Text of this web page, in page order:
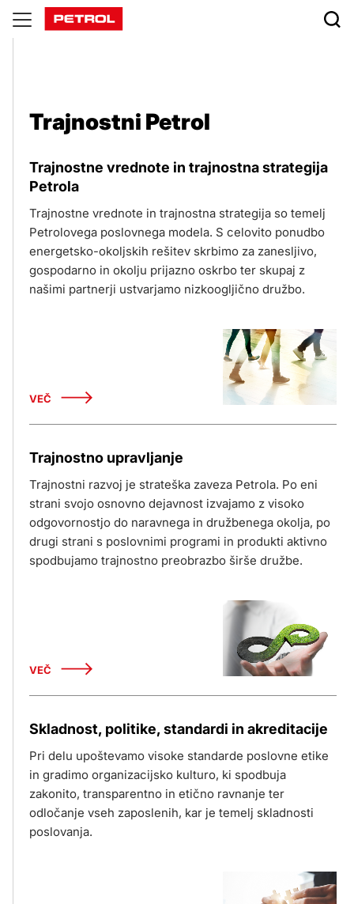
Trajnostni
Trajnostni Petrol
Trajnostne vrednote in trajnostna strategija
Petrola
Trajnostne vrednote in trajnostna strategija so temelj
Petrolovega poslovnega modela. S celovito ponudbo
energetsko-okoljskih rešitev skrbimo za zanesljivo,
gospodarno in okolju prijazno oskrbo ter skupaj z
našimi partnerji ustvarjamo nizkoogljično družbo.
VEČ
Trajnostno upravljanje
Trajnostni razvoj je strateška zaveza Petrola. Po eni
strani svojo osnovno dejavnost izvajamo z visoko
odgovornostjo do naravnega in družbenega okolja, po
drugi strani s poslovnimi programi in produkti aktivno
spodbujamo trajnostno preobrazbo širše družbe.
VEČ
Skladnost, politike, standardi in akreditacije
Pri delu upoštevamo visoke standarde poslovne etike
in gradimo organizacijsko kulturo, ki spodbuja
zakonito, transparentno in etično ravnanje ter
odločanje vseh zaposlenih, kar je temelj skladnosti
poslovanja.